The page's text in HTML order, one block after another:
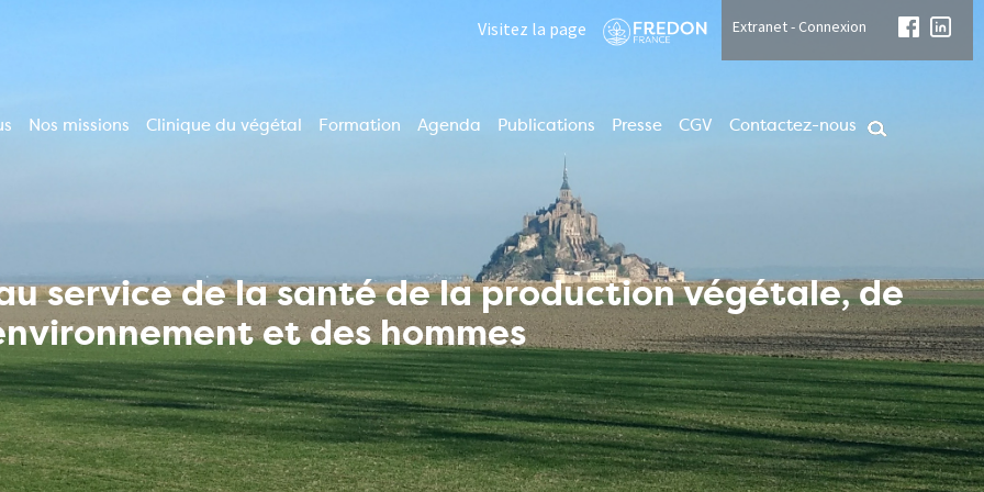
Visitez la page Extranet - Connexion
Nos missions Clinique du végétal Formation Agenda Publications Presse CGV Contactez-nous
service de la santé de la production végétale, de
et des hommes